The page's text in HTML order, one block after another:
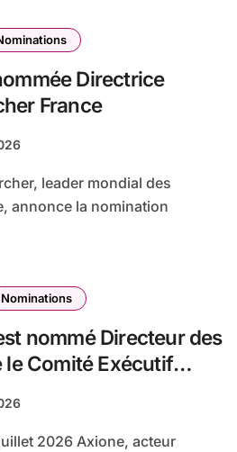
Directrice
France
annonce la nomination
Nominations
nommé Directeur des
Comité Exécutif